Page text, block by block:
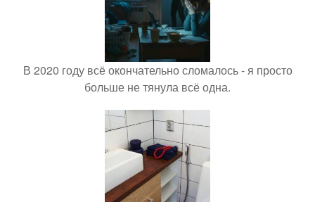
В 2020 году всё окончательно сломалось - я просто
больше не тянула всё одна.